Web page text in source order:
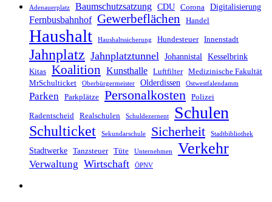
Adenauerplatz Baumschutzsatzung CDU Corona Digitalisierung
Fernbusbahnhof Gewerbeflächen Handel
Haushalt Haushaltssicherung Hundesteuer Innenstadt
Jahnplatz Jahnplatztunnel Johannistal Kesselbrink
Kitas Koalition Kunsthalle Luftfilter
Medizinische Fakultät
MrSchulticket
Oberbürgermeister Olderdissen Ostwestfalendamm
Parken Parkplätze Personalkosten Polizei
Radentscheid Realschulen Schuldezernent Schulen
Schulticket Sekundarschule Sicherheit Stadtbibliothek
Stadtwerke Tanzsteuer Tüte Unternehmen Verkehr
Verwaltung Wirtschaft ÖPNV